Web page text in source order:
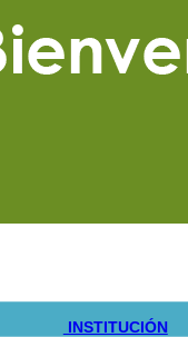
INSTITUCIÓN